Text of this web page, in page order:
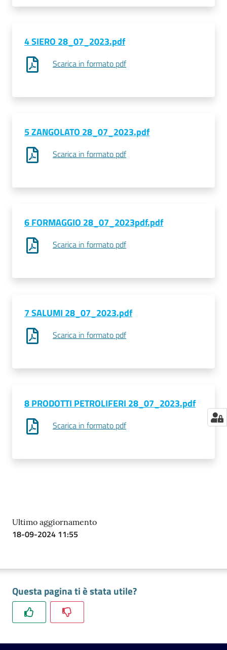
Seguici
4 SIERO 28_07_2023.pdf
Scarica in formato pdf
5 ZANGOLATO 28_07_2023.pdf
Scarica in formato pdf
6 FORMAGGIO 28_07_2023pdf.pdf
Scarica in formato pdf
7 SALUMI 28_07_2023.pdf
Scarica in formato pdf
8 PRODOTTI PETROLIFERI 28_07_2023.pdf
Scarica in formato pdf
Ultimo aggiornamento
18-09-2024 11:55
Questa pagina ti è stata utile?